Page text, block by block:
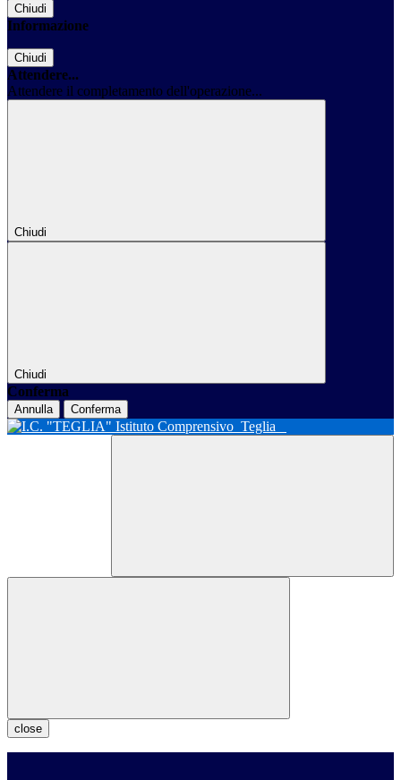
Chiudi
Informazione
Chiudi
Attendere...
Attendere il completamento dell'operazione...
Chiudi
Chiudi
Conferma
Annulla Conferma
Istituto Comprensivo Teglia
close